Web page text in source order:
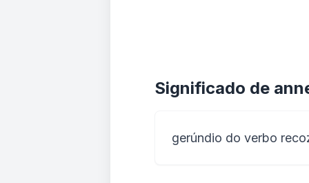
Significado de
gerúndio do verbo